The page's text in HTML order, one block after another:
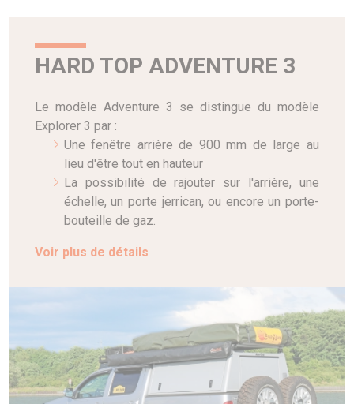
HARD TOP ADVENTURE 3
Le modèle Adventure 3 se distingue du modèle
Explorer 3 par :
Une fenêtre arrière de 900 mm de large au
lieu d'être tout en hauteur
La possibilité de rajouter sur l'arrière, une
échelle, un porte jerrican, ou encore un porte-
bouteille de gaz.
Voir plus de détails